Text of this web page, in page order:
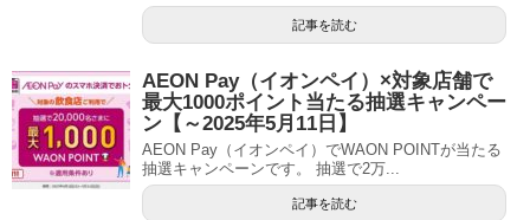
記事を読む
AEON Pay（イオンペイ）×対象店舗で
最大1000ポイント当たる抽選キャンペー
ン【～2025年5月11日】
AEON Pay（イオンペイ）でWAON POINTが当たる
抽選キャンペーンです。 抽選で2万...
記事を読む